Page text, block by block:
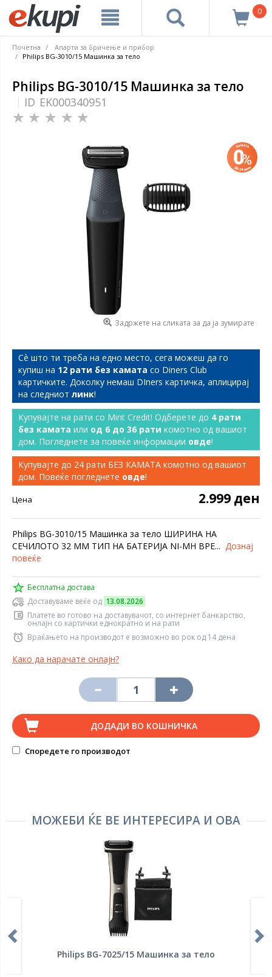
0
Почетна
Апарти за бричење и прибор
Philips BG-3010/15 Машинка за тело
Philips BG-3010/15 Машинка за тело
ID EK000340951
Задржете на сликата за да ја зумирате
Сѐ што ти треба на едно место, сега можеш да го
купиш на 12 рати без камата со Diners Club
картичките. Доколку немаш DIners картичка, аплицирај
на следниот линк!
Купувајте на рати со Mint Credit! Одберете до 4 рати
без камата или од 6 до 36 рати комотно од вашиот
дом. Погледнете за повеќе информации овде!
Купувајте до 24 рати БЕЗ КАМАТА комотно од вашиот
дом. Повеќе погледнете овде!
Цена 2.999 ден
Philips BG-3010/15 Машинка за тело ШИРИНА НА
СЕЧИЛОТО 32 ММ ТИП НА БАТЕРИЈА NI-MH ВРЕ... Дознај
повеќе
Бесплатна достава
Доставуваме веќе од 13.08.2026
Платете во готово на доставувачот, со интернет банкарство,
онлајн со картички еднократно и на рати
Враќањето на производот е возможно во рок од 14 дена
Како да нарачате онлајн?
ДОДАДИ ВО КОШНИЧКА
Споредете го производот
МОЖЕБИ ЌЕ ВЕ ИНТЕРЕСИРА И ОВА
Philips BG-7025/15 Машинка за тело